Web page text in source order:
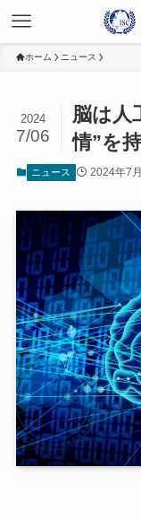
ホーム ニュース
脳は人
情”を
2024
7/06
ニュース 2024年7